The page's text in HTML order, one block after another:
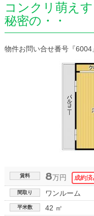
コンクリ萌え
秘密の・・
物件お問い合せ番号『6004
賃料 8万円
間取り ワンルーム
平米数 42 ㎡